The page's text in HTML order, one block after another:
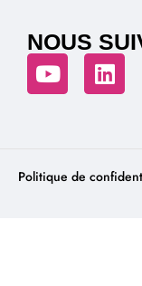
NOUS
Politique de